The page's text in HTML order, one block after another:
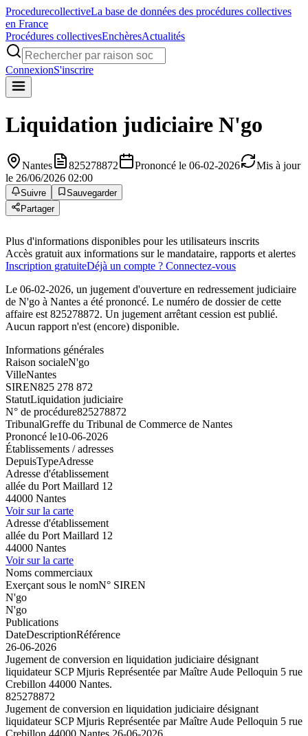
ProcedurecollectiveLa base de données des procédures collectives
en France
Procédures collectivesEnchèresActualités
ConnexionS'inscrire
Liquidation judiciaire N'go
Nantes 825278872 Prononcé le 06-02-2026
Mis à jour
le 26/06/2026 02:00
Suivre
Sauvegarder
Partager
Plus d'informations disponibles pour les utilisateurs inscrits
Accès gratuit aux informations sur le mandataire, rapports et alertes
Inscription gratuiteDéjà un compte ? Connectez-vous
Le 06-02-2026, un jugement d'ouverture en redressement judiciaire
de N'go à Nantes a été prononcé. Le numéro de dossier de cette
affaire est 825278872. Un jugement arrêtant cession est publié.
Aucun rapport n'est (encore) disponible.
Informations générales
Raison socialeN'go
VilleNantes
SIREN825 278 872
StatutLiquidation judiciaire
N° de procédure825278872
TribunalGreffe du Tribunal de Commerce de Nantes
Prononcé le10-06-2026
Établissements / adresses
DepuisTypeAdresse
Adresse d'établissement
allée du Port Maillard 12
44000 Nantes
Voir sur la carte
Adresse d'établissement
allée du Port Maillard 12
44000 Nantes
Voir sur la carte
Noms commerciaux
Exerçant sous le nomN° SIREN
N'go
N'go
Publications
DateDescriptionRéférence
26-06-2026
Jugement de conversion en liquidation judiciaire désignant
liquidateur SCP Mjuris Représentée par Maître Aude Pelloquin 5 rue
Crebillon 44000 Nantes.
825278872
Jugement de conversion en liquidation judiciaire désignant
liquidateur SCP Mjuris Représentée par Maître Aude Pelloquin 5 rue
Crebillon 44000 Nantes.26-06-2026